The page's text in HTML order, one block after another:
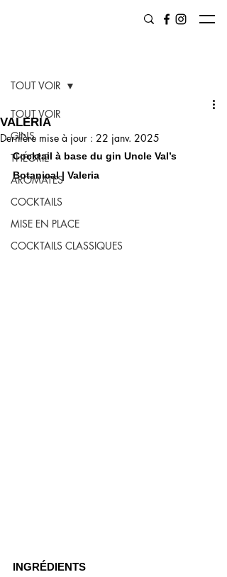
TOUT VOIR
GINS
THÉORIE
AROMATES
COCKTAILS
MISE EN PLACE
COCKTAILS CLASSIQUES
TOUT VOIR
VALERIA
Dernière mise à jour : 22 janv. 2025
Cocktail à base du gin Uncle Val’s
Botanical | Valeria
INGRÉDIENTS